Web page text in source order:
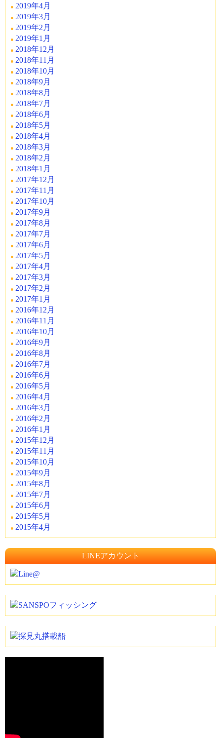
2019年4月
2019年3月
2019年2月
2019年1月
2018年12月
2018年11月
2018年10月
2018年9月
2018年8月
2018年7月
2018年6月
2018年5月
2018年4月
2018年3月
2018年2月
2018年1月
2017年12月
2017年11月
2017年10月
2017年9月
2017年8月
2017年7月
2017年6月
2017年5月
2017年4月
2017年3月
2017年2月
2017年1月
2016年12月
2016年11月
2016年10月
2016年9月
2016年8月
2016年7月
2016年6月
2016年5月
2016年4月
2016年3月
2016年2月
2016年1月
2015年12月
2015年11月
2015年10月
2015年9月
2015年8月
2015年7月
2015年6月
2015年5月
2015年4月
LINEアカウント